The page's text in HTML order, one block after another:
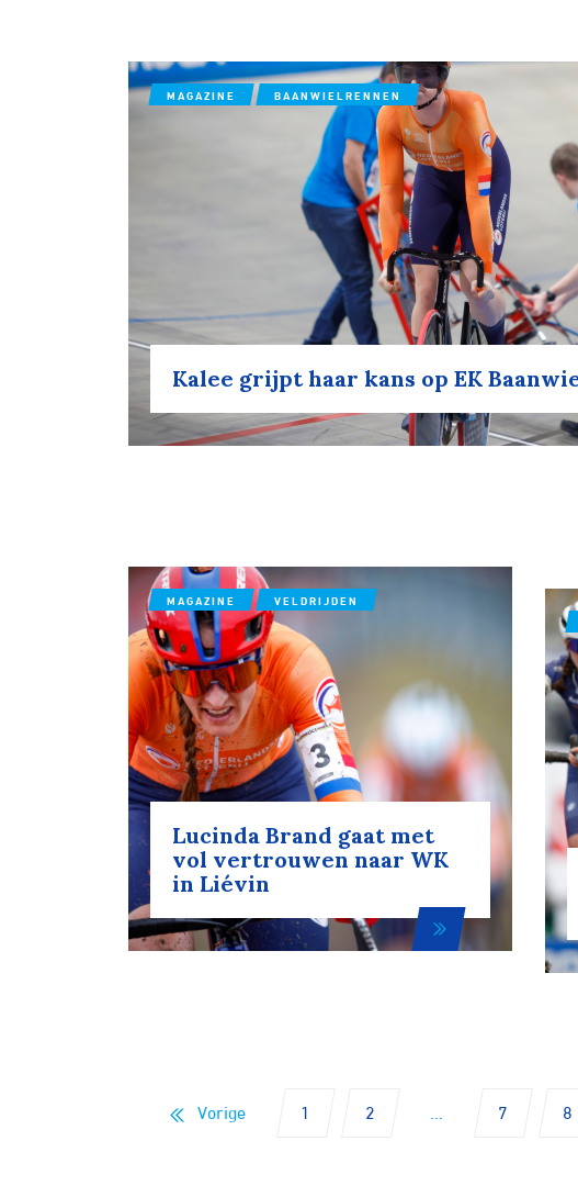
MAGAZINE BAANWIELRENNEN
Kalee grijpt haar kans op EK
MAGAZINE VELDRIJDEN
Lucinda Brand gaat met
vol vertrouwen naar WK
in Liévin
Vorige 1 2 7 8
BMX Race
Kunstwielrijden
Baanwielrennen
BMX freestyle
Veldrijden